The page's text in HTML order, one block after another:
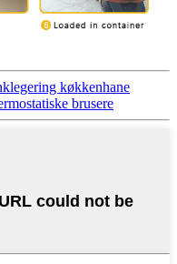
køkkenhane
brusere